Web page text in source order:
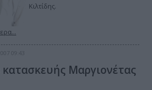
Κιλτίδης.
09:43
κατασκευής Μαργιονέτας